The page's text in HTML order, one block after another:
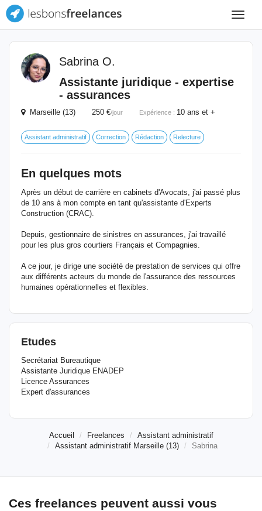
Toggle
Sabrina O.
Assistante juridique - expertise
- assurances
Marseille (13) 250 €/jour Expérience : 10 ans et +
Assistant administratif Correction Rédaction Relecture
En quelques mots
Après un début de carrière en cabinets d'Avocats, j'ai passé plus
de 10 ans à mon compte en tant qu'assistante d'Experts
Construction (CRAC).
Depuis, gestionnaire de sinistres en assurances, j'ai travaillé
pour les plus gros courtiers Français et Compagnies.
A ce jour, je dirige une société de prestation de services qui offre
aux différents acteurs du monde de l'assurance des ressources
humaines opérationnelles et flexibles.
Etudes
Secrétariat Bureautique
Assistante Juridique ENADEP
Licence Assurances
Expert d'assurances
Accueil Freelances
Assistant administratif
Assistant administratif Marseille (13)
Sabrina
Ces freelances peuvent aussi vous